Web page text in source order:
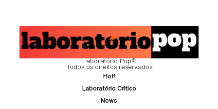
Laboratório Pop®
Todos os direitos reservados
Hot!
Laboratório Crítico
News